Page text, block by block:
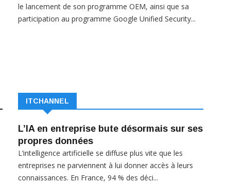
le lancement de son programme OEM, ainsi que sa
participation au programme Google Unified Security...
ITCHANNEL
L’IA en entreprise bute désormais sur ses
propres données
L’intelligence artificielle se diffuse plus vite que les
entreprises ne parviennent à lui donner accès à leurs
connaissances. En France, 94 % des déci...